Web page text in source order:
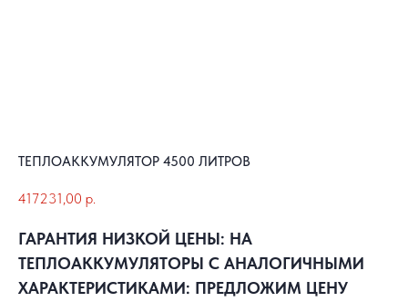
ТЕПЛОАККУМУЛЯТОР 4500 ЛИТРОВ
417231,00 р.
ГАРАНТИЯ НИЗКОЙ ЦЕНЫ: НА
ТЕПЛОАККУМУЛЯТОРЫ С АНАЛОГИЧНЫМИ
ХАРАКТЕРИСТИКАМИ: ПРЕДЛОЖИМ ЦЕНУ